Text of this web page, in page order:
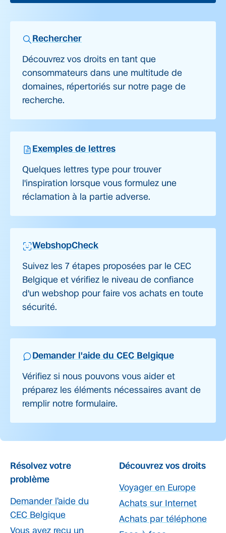
Rechercher
Découvrez vos droits en tant que
consommateurs dans une multitude de
domaines, répertoriés sur notre page de
recherche.
Exemples de lettres
Quelques lettres type pour trouver
l'inspiration lorsque vous formulez une
réclamation à la partie adverse.
WebshopCheck
Suivez les 7 étapes proposées par le CEC
Belgique et vérifiez le niveau de confiance
d'un webshop pour faire vos achats en toute
sécurité.
Demander l'aide du CEC Belgique
Vérifiez si nous pouvons vous aider et
préparez les éléments nécessaires avant de
remplir notre formulaire.
Résolvez votre
problème
Demander l’aide du
CEC Belgique
Vous avez reçu un
Découvrez vos droits
Voyager en Europe
Achats sur Internet
Achats par téléphone